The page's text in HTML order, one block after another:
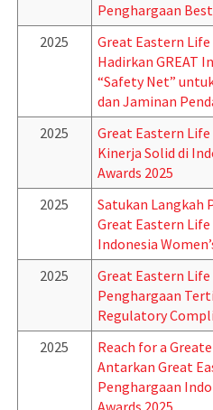
Penghargaan
2025
Great Eastern Life
Hadirkan GREAT
“Safety Net”
dan Jaminan
2025
Great Eastern
Kinerja Solid di
Awards 2025
2025
Satukan Langkah
Great Eastern
Indonesia
2025
Great Eastern
Penghargaan
Regulatory
2025
Reach for a
Antarkan Great
Penghargaan
Awards 2025